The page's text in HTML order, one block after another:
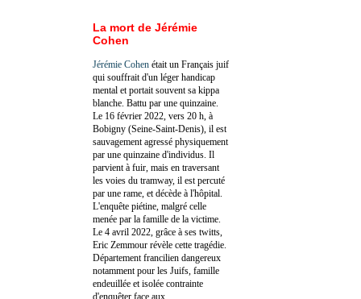
La mort de Jérémie
Cohen
Jérémie Cohen était un Français juif
qui souffrait d'un léger handicap
mental et portait souvent sa kippa
blanche. Battu par une quinzaine.
Le 16 février 2022, vers 20 h, à
Bobigny (Seine-Saint-Denis), il est
sauvagement agressé physiquement
par une quinzaine d'individus. Il
parvient à fuir, mais en traversant
les voies du tramway, il est percuté
par une rame, et décède à l'hôpital.
L'enquête piétine, malgré celle
menée par la famille de la victime.
Le 4 avril 2022, grâce à ses twitts,
Eric Zemmour révèle cette tragédie.
Département francilien dangereux
notamment pour les Juifs, famille
endeuillée et isolée contrainte
d'enquêter face aux